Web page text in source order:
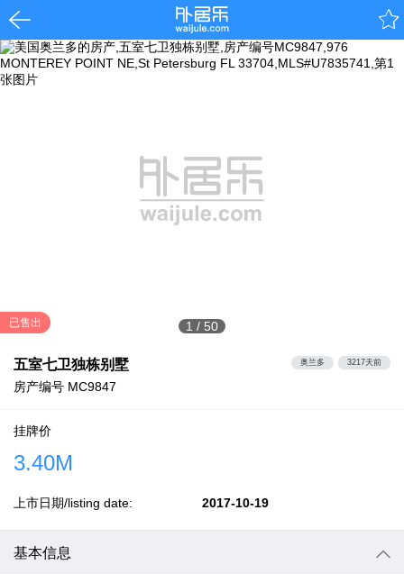
1 / 50
已售出
五室七卫独栋别墅
房产编号 MC9847
奥兰多 3217天前
挂牌价
3.40M
上市日期/listing date: 2017-10-19
基本信息